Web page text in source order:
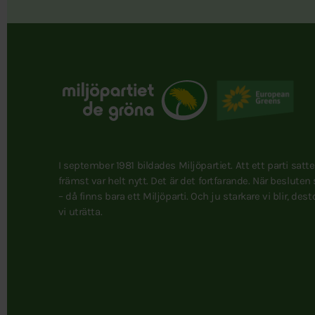
I september 1981 bildades Miljöpartiet. Att ett parti
främst var helt nytt. Det är det fortfarande. När besluten
– då finns bara ett Miljöparti. Och ju starkare vi blir,
vi uträtta.